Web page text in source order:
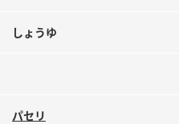
しょうゆ
パセリ